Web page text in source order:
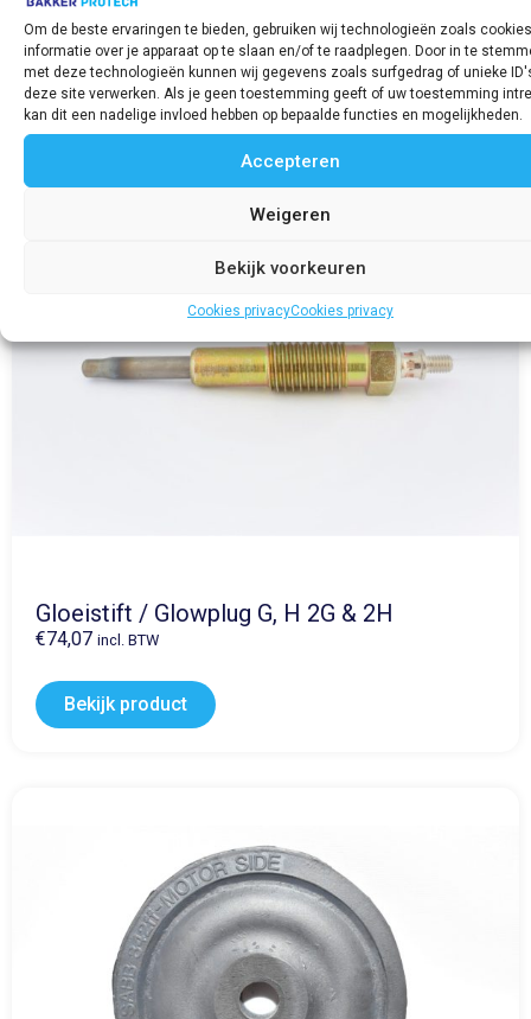
Om de beste ervaringen te bieden, gebruiken wij technologieën zoals
informatie over je apparaat op te slaan en/of te raadplegen. Door in te
met deze technologieën kunnen wij gegevens zoals surfgedrag of unieke
deze site verwerken. Als je geen toestemming geeft of uw toestemming
kan dit een nadelige invloed hebben op bepaalde functies en mogelijkheden.
Accepteren
Weigeren
Bekijk voorkeuren
Cookies privacyCookies privacy
€26,93 incl. BTW
Bekijk product
Gloeistift / Glowplug G, H 2G & 2H
€74,07 incl. BTW
Bekijk product